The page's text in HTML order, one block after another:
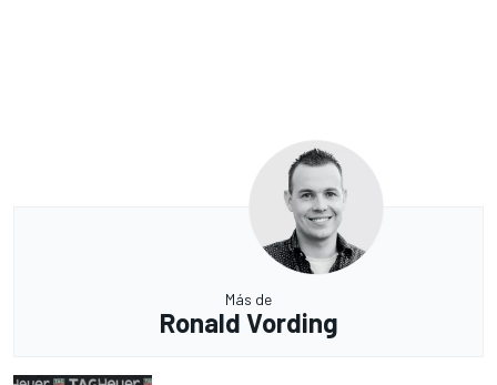
Más de
Ronald Vording